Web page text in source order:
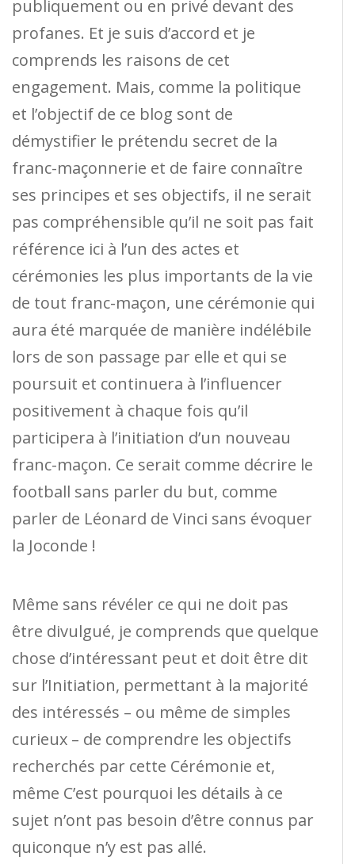
publiquement ou en privé devant des
profanes. Et je suis d’accord et je
comprends les raisons de cet
engagement. Mais, comme la politique
et l’objectif de ce blog sont de
démystifier le prétendu secret de la
franc-maçonnerie et de faire connaître
ses principes et ses objectifs, il ne serait
pas compréhensible qu’il ne soit pas fait
référence ici à l’un des actes et
cérémonies les plus importants de la vie
de tout franc-maçon, une cérémonie qui
aura été marquée de manière indélébile
lors de son passage par elle et qui se
poursuit et continuera à l’influencer
positivement à chaque fois qu’il
participera à l’initiation d’un nouveau
franc-maçon. Ce serait comme décrire le
football sans parler du but, comme
parler de Léonard de Vinci sans évoquer
la Joconde !
Même sans révéler ce qui ne doit pas
être divulgué, je comprends que quelque
chose d’intéressant peut et doit être dit
sur l’Initiation, permettant à la majorité
des intéressés – ou même de simples
curieux – de comprendre les objectifs
recherchés par cette Cérémonie et,
même C’est pourquoi les détails à ce
sujet n’ont pas besoin d’être connus par
quiconque n’y est pas allé.